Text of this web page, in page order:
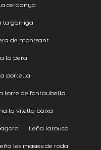
cerdanya
la garriga
de montsant
la pera
portella
torre de fontaubella
la vilella baixa
Leña larouco
les masies de roda